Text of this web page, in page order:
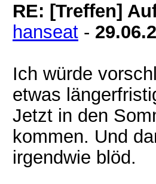
RE: [Treffen]
hanseat -
Ich würde
etwas
Jetzt in den
kommen. Und
irgendwie blöd.